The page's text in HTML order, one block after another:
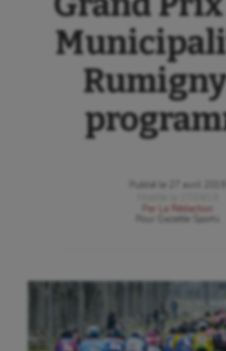
Publié le
27 avril 2019
Par
La Rédaction
Gazette Sports